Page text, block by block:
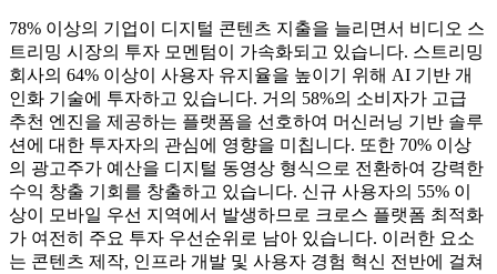
78% 이상의 기업이 디지털 콘텐츠 지출을 늘리면서 비디오 스
트리밍 시장의 투자 모멘텀이 가속화되고 있습니다. 스트리밍
회사의 64% 이상이 사용자 유지율을 높이기 위해 AI 기반 개
인화 기술에 투자하고 있습니다. 거의 58%의 소비자가 고급
추천 엔진을 제공하는 플랫폼을 선호하여 머신러닝 기반 솔루
션에 대한 투자자의 관심에 영향을 미칩니다. 또한 70% 이상
의 광고주가 예산을 디지털 동영상 형식으로 전환하여 강력한
수익 창출 기회를 창출하고 있습니다. 신규 사용자의 55% 이
상이 모바일 우선 지역에서 발생하므로 크로스 플랫폼 최적화
가 여전히 주요 투자 우선순위로 남아 있습니다. 이러한 요소
는 콘텐츠 제작, 인프라 개발 및 사용자 경험 혁신 전반에 걸쳐